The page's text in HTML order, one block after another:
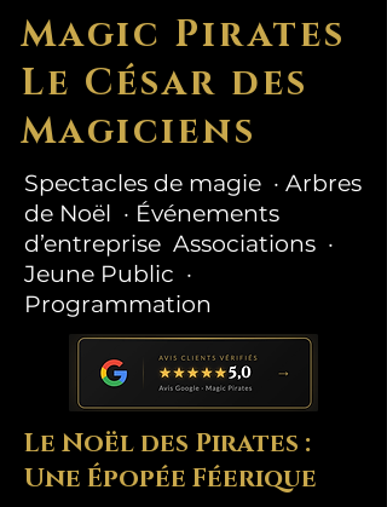
Magic Pirates
Le César des
Magiciens
Spectacles de magie · Arbres
de Noël · Événements
d’entreprise Associations ·
Jeune Public ·
Programmation
Le Noël des Pirates :
Une Épopée Féerique